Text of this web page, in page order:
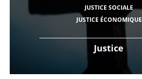
Justice
JUSTICE SOCIALE
JUSTICE ÉCONOMIQUE